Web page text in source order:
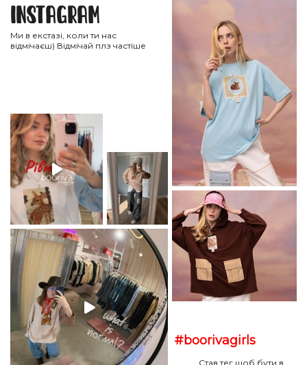
Instagram
Ми в екстазі, коли ти нас
відмічаєш) Відмічай плз частіше
#boorivagirls
Став тег щоб бути в